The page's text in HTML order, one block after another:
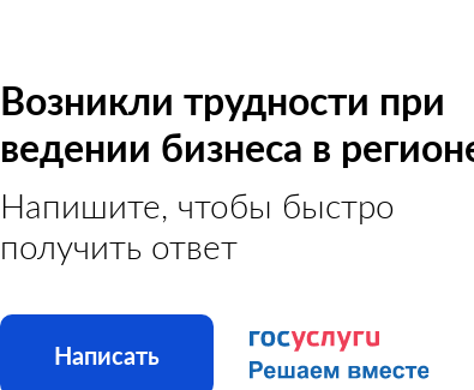
Возникли трудности при
ведении бизнеса в
Напишите, чтобы быстро
получить ответ
Написать